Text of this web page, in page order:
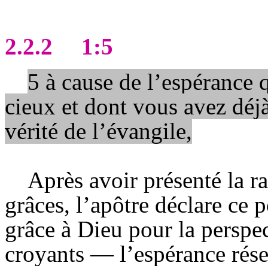
2.2.2
1:5
5 à cause de
cieux et dont vous avez
vérité de l’évangile,
Après avoir présenté la
grâces, l’apôtre déclare
grâce à Dieu pour la
croyants — l’espérance